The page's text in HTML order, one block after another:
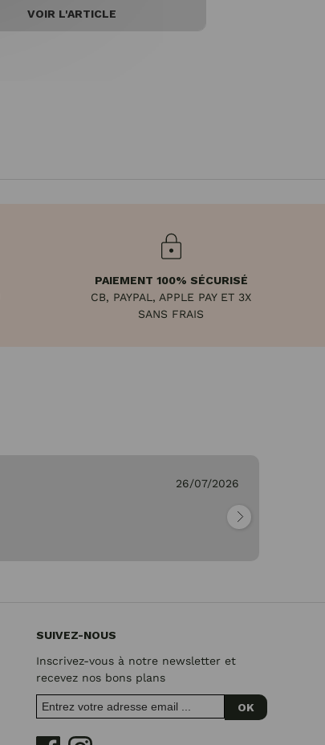
VOIR L'ARTICLE
PAIEMENT 100% SÉCURISÉ
CB, PAYPAL, APPLE PAY ET 3X
SANS FRAIS
26/07/2026
SUIVEZ-NOUS
Inscrivez-vous à notre newsletter et
recevez nos bons plans
OK